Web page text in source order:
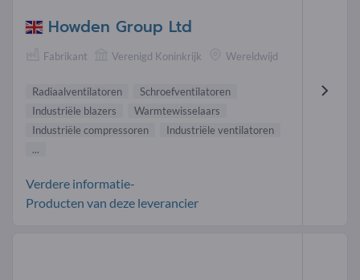
Howden Group Ltd
Fabrikant Verenigd Koninkrijk Wereldwijd
Radiaalventilatoren
Schroefventilatoren
Industriële blazers
Warmtewisselaars
Industriële compressoren
Industriële ventilatoren
...
Verdere informatie-
Producten van deze leverancier